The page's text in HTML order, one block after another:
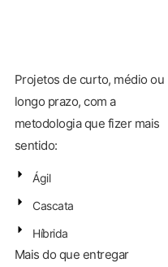
Projetos de curto, médio ou
longo prazo, com a
metodologia que fizer mais
sentido:
Ágil
Cascata
Híbrida
Mais do que entregar